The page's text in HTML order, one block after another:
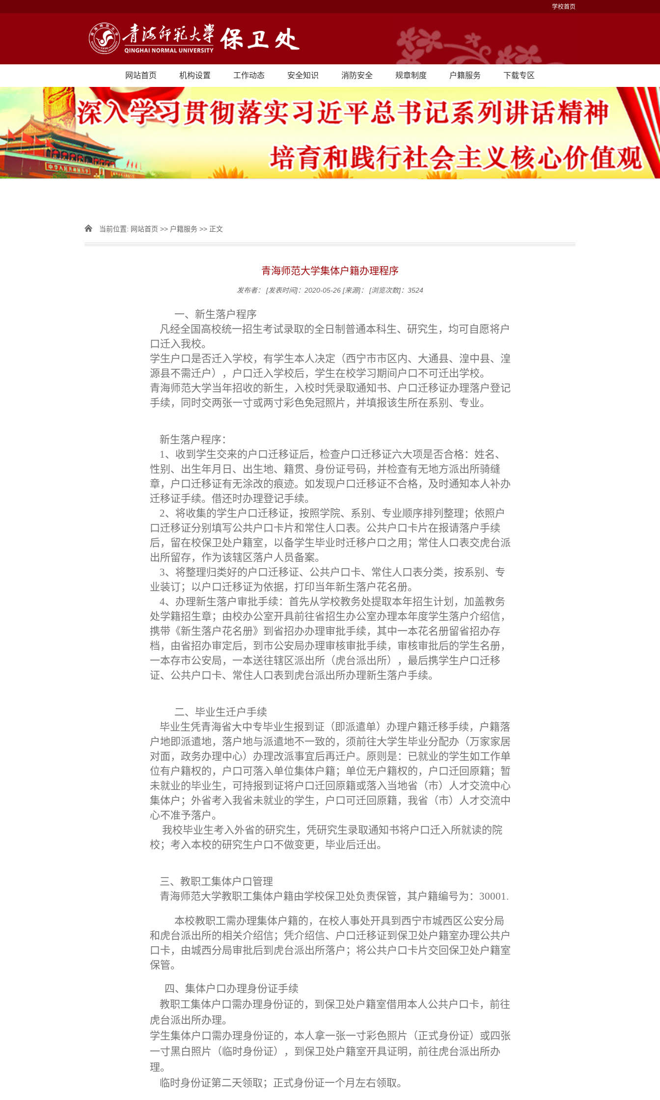
学校首页
网站首页 机构设置 工作动态 安全知识 消防安全 规章制度 户籍服务 下载专区
当前位置: 网站首页 >> 户籍服务 >> 正文
青海师范大学集体户籍办理程序
发布者： [发表时间]：2020-05-26 [来源]： [浏览次数]： 3524
一、新生落户程序
凡经全国高校统一招生考试录取的全日制普通本科生、研究生，均可自愿将户
口迁入我校。
学生户口是否迁入学校，有学生本人决定（西宁市市区内、大通县、湟中县、湟
源县不需迁户），户口迁入学校后，学生在校学习期间户口不可迁出学校。
青海师范大学当年招收的新生，入校时凭录取通知书、户口迁移证办理落户登记
手续，同时交两张一寸或两寸彩色免冠照片，并填报该生所在系别、专业。
新生落户程序：
1、收到学生交来的户口迁移证后，检查户口迁移证六大项是否合格：姓名、
性别、出生年月日、出生地、籍贯、身份证号码，并检查有无地方派出所骑缝
章，户口迁移证有无涂改的痕迹。如发现户口迁移证不合格，及时通知本人补办
迁移证手续。借还时办理登记手续。
2、将收集的学生户口迁移证，按照学院、系别、专业顺序排列整理；依照户
口迁移证分别填写公共户口卡片和常住人口表。公共户口卡片在报请落户手续
后，留在校保卫处户籍室，以备学生毕业时迁移户口之用；常住人口表交虎台派
出所留存，作为该辖区落户人员备案。
3、将整理归类好的户口迁移证、公共户口卡、常住人口表分类，按系别、专
业装订；以户口迁移证为依据，打印当年新生落户花名册。
4、办理新生落户审批手续：首先从学校教务处提取本年招生计划，加盖教务
处学籍招生章；由校办公室开具前往省招生办公室办理本年度学生落户介绍信，
携带《新生落户花名册》到省招办办理审批手续，其中一本花名册留省招办存
档，由省招办审定后，到市公安局办理审核审批手续，审核审批后的学生名册，
一本存市公安局，一本送往辖区派出所（虎台派出所），最后携学生户口迁移
证、公共户口卡、常住人口表到虎台派出所办理新生落户手续。
二、毕业生迁户手续
毕业生凭青海省大中专毕业生报到证（即派遣单）办理户籍迁移手续，户籍落
户地即派遣地，落户地与派遣地不一致的，须前往大学生毕业分配办（万家家居
对面，政务办理中心）办理改派事宜后再迁户。原则是：已就业的学生如工作单
位有户籍权的，户口可落入单位集体户籍；单位无户籍权的，户口迁回原籍；暂
未就业的毕业生，可持报到证将户口迁回原籍或落入当地省（市）人才交流中心
集体户；外省考入我省未就业的学生，户口可迁回原籍，我省（市）人才交流中
心不准予落户。
我校毕业生考入外省的研究生，凭研究生录取通知书将户口迁入所就读的院
校；考入本校的研究生户口不做变更，毕业后迁出。
三、教职工集体户口管理
青海师范大学教职工集体户籍由学校保卫处负责保管，其户籍编号为：30001.
本校教职工需办理集体户籍的，在校人事处开具到西宁市城西区公安分局
和虎台派出所的相关介绍信；凭介绍信、户口迁移证到保卫处户籍室办理公共户
口卡，由城西分局审批后到虎台派出所落户；将公共户口卡片交回保卫处户籍室
保管。
四、集体户口办理身份证手续
教职工集体户口需办理身份证的，到保卫处户籍室借用本人公共户口卡，前往
虎台派出所办理。
学生集体户口需办理身份证的，本人拿一张一寸彩色照片（正式身份证）或四张
一寸黑白照片（临时身份证），到保卫处户籍室开具证明，前往虎台派出所办
理。
临时身份证第二天领取；正式身份证一个月左右领取。